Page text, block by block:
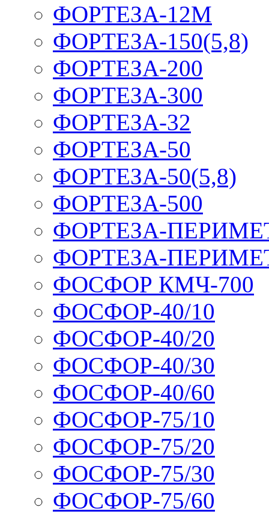
ФОРТЕЗА-12М
ФОРТЕЗА-150(5,8)
ФОРТЕЗА-200
ФОРТЕЗА-300
ФОРТЕЗА-32
ФОРТЕЗА-50
ФОРТЕЗА-50(5,8)
ФОРТЕЗА-500
ФОРТЕЗА-
ФОРТЕЗА-
ФОСФОР КМЧ-700
ФОСФОР-40/10
ФОСФОР-40/20
ФОСФОР-40/30
ФОСФОР-40/60
ФОСФОР-75/10
ФОСФОР-75/20
ФОСФОР-75/30
ФОСФОР-75/60